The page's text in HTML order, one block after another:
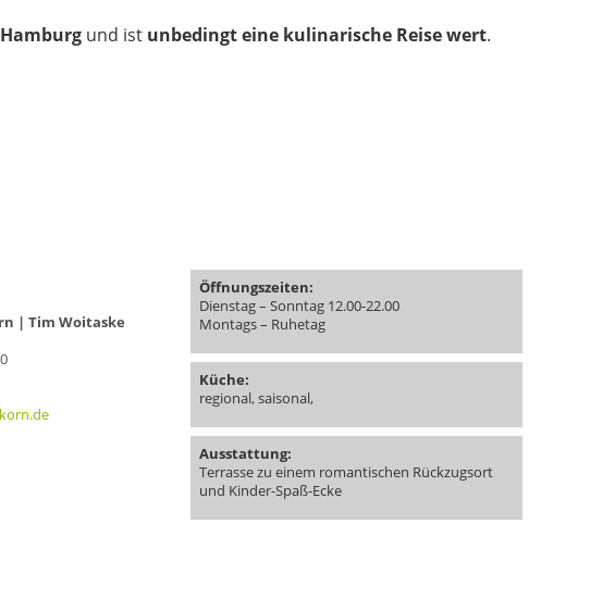
Hamburg und ist unbedingt eine kulinarische Reise wert.
| Tim Woitaske
Öffnungszeiten:
Dienstag – Sonntag 12.00-22.00
Montags – Ruhetag
Küche:
regional, saisonal,
Ausstattung:
Terrasse zu einem romantischen Rückzugsort
und Kinder-Spaß-Ecke